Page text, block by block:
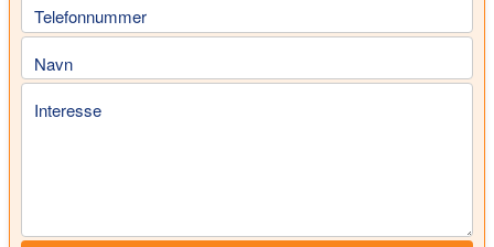
Telefonnummer
Navn
Interesse